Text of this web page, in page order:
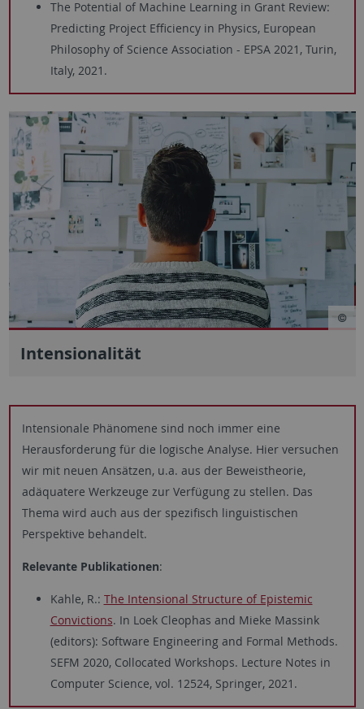
The Potential of Machine Learning in Grant Review:
Predicting Project Efficiency in Physics, European
Philosophy of Science Association - EPSA 2021, Turin,
Italy, 2021.
Intensionalität
Intensionale Phänomene sind noch immer eine
Herausforderung für die logische Analyse. Hier versuchen
wir mit neuen Ansätzen, u.a. aus der Beweistheorie,
adäquatere Werkzeuge zur Verfügung zu stellen. Das
Thema wird auch aus der spezifisch linguistischen
Perspektive behandelt.
Relevante Publikationen:
Kahle, R.: The Intensional Structure of Epistemic
Convictions. In Loek Cleophas and Mieke Massink
(editors): Software Engineering and Formal Methods.
SEFM 2020, Collocated Workshops. Lecture Notes in
Computer Science, vol. 12524, Springer, 2021.